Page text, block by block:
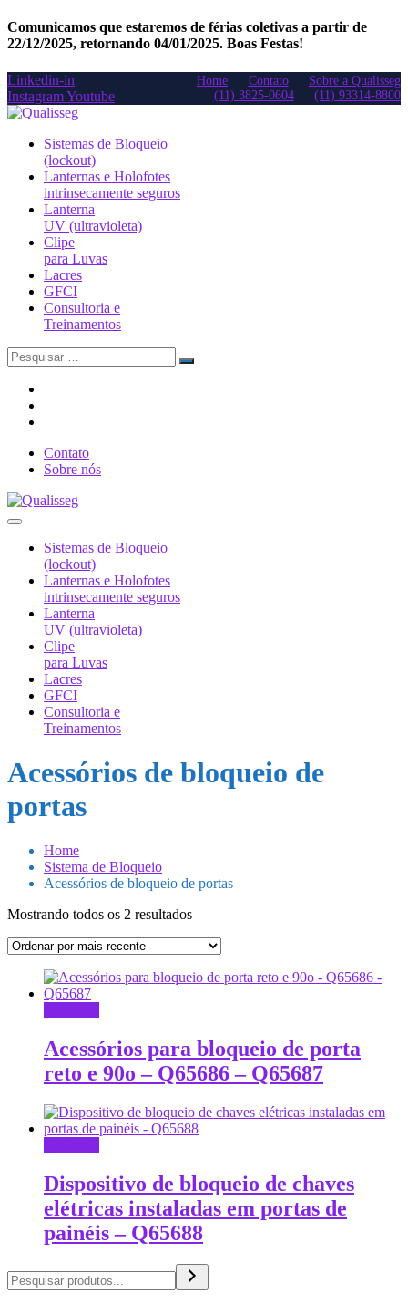
Comunicamos que estaremos de férias coletivas a partir de
22/12/2025, retornando 04/01/2025. Boas Festas!
Linkedin-in
InstagramYoutube
Home Contato
Sobre a Qualisseg
(11) 3825-0604
(11) 93314-8800
Sistemas de Bloqueio
(lockout)
Lanternas e Holofotes
intrinsecamente seguros
Lanterna
UV (ultravioleta)
Clipe
para Luvas
Lacres
GFCI
Consultoria e
Treinamentos
Search
for:
Contato
Sobre nós
Sistemas de Bloqueio
(lockout)
Lanternas e Holofotes
intrinsecamente seguros
Lanterna
UV (ultravioleta)
Clipe
para Luvas
Lacres
GFCI
Consultoria e
Treinamentos
Acessórios de bloqueio de
portas
Home
Sistema de Bloqueio
Acessórios de bloqueio de portas
Mostrando todos os 2 resultadosClassificado
mais
Acessórios para bloqueio de porta
reto e 90o – Q65686 – Q65687
Dispositivo de bloqueio de chaves
elétricas instaladas em portas de
painéis – Q65688
Pesquisa